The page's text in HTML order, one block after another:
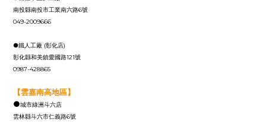
南投縣南投市工業南六路6號
049-2009666
●鐵人工廠 (彰化店)
彰化縣和美鎮愛國路121號
0987-428865
【雲嘉南高地區】
●城市綠洲斗六店
雲林縣斗六市仁義路6號